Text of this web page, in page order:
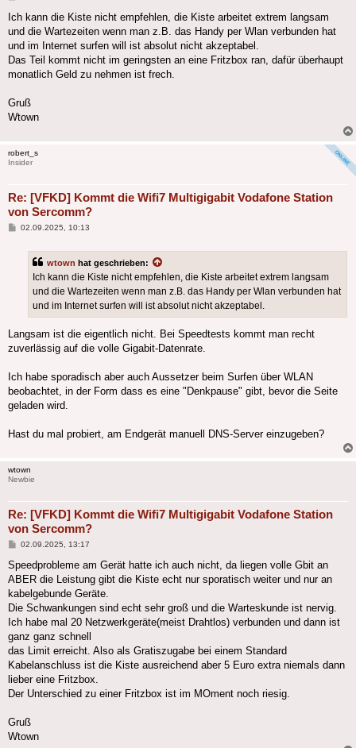
Ich kann die Kiste nicht empfehlen, die Kiste arbeitet extrem langsam
und die Wartezeiten wenn man z.B. das Handy per Wlan verbunden hat
und im Internet surfen will ist absolut nicht akzeptabel.
Das Teil kommt nicht im geringsten an eine Fritzbox ran, dafür überhaupt
monatlich Geld zu nehmen ist frech.
Gruß
Wtown
robert_s
Insider
Re: [VFKD] Kommt die Wifi7 Multigigabit Vodafone Station
von Sercomm?
Beitrag
02.09.2025, 10:13
wtown hat geschrieben:
Ich kann die Kiste nicht empfehlen, die Kiste arbeitet extrem langsam
und die Wartezeiten wenn man z.B. das Handy per Wlan verbunden hat
und im Internet surfen will ist absolut nicht akzeptabel.
Langsam ist die eigentlich nicht. Bei Speedtests kommt man recht
zuverlässig auf die volle Gigabit-Datenrate.
Ich habe sporadisch aber auch Aussetzer beim Surfen über WLAN
beobachtet, in der Form dass es eine "Denkpause" gibt, bevor die Seite
geladen wird.
Hast du mal probiert, am Endgerät manuell DNS-Server einzugeben?
wtown
Newbie
Re: [VFKD] Kommt die Wifi7 Multigigabit Vodafone Station
von Sercomm?
Beitrag
02.09.2025, 13:17
Speedprobleme am Gerät hatte ich auch nicht, da liegen volle Gbit an
ABER die Leistung gibt die Kiste echt nur sporatisch weiter und nur an
kabelgebunde Geräte.
Die Schwankungen sind echt sehr groß und die Warteskunde ist nervig.
Ich habe mal 20 Netzwerkgeräte(meist Drahtlos) verbunden und dann ist
ganz ganz schnell
das Limit erreicht. Also als Gratiszugabe bei einem Standard
Kabelanschluss ist die Kiste ausreichend aber 5 Euro extra niemals dann
lieber eine Fritzbox.
Der Unterschied zu einer Fritzbox ist im MOment noch riesig.
Gruß
Wtown